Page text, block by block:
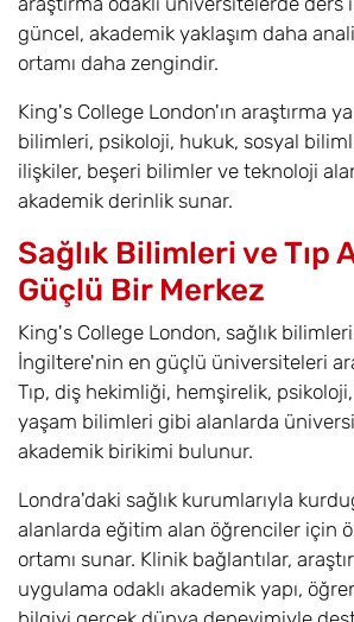
güncel, akademik yaklaşım daha
ortamı daha zengindir.
King's College London'ın araştırma
bilimleri, psikoloji, hukuk, sosyal
ilişkiler, beşeri bilimler ve teknoloji
akademik derinlik sunar.
Sağlık Bilimleri ve Tıp
Güçlü Bir Merkez
King's College London, sağlık
İngiltere'nin en güçlü üniversiteleri
Tıp, diş hekimliği, hemşirelik,
yaşam bilimleri gibi alanlarda
akademik birikimi bulunur.
Londra'daki sağlık kurumlarıyla
alanlarda eğitim alan öğrenciler için
ortamı sunar. Klinik bağlantılar,
uygulama odaklı akademik yapı,